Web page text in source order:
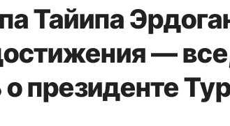
Тайипа
—
президенте